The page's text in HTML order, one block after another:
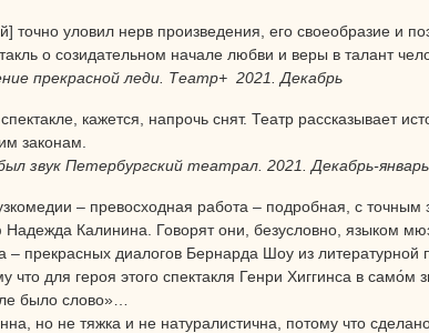
точно уловил нерв произведения, его своеобразие и
о созидательном начале любви и веры в талант
прекрасной леди. Театр+ 2021. Декабрь
кажется, напрочь снят. Театр рассказывает
законам.
звук Петербургский театрал. 2021. Декабрь-январь
– превосходная работа – подробная, с точным
Калинина. Говорят они, безусловно, языком
– прекрасных диалогов Бернарда Шоу из
для героя этого спектакля Генри Хиггинса в само́м
было слово»…
но не тяжка и не натуралистична, потому что